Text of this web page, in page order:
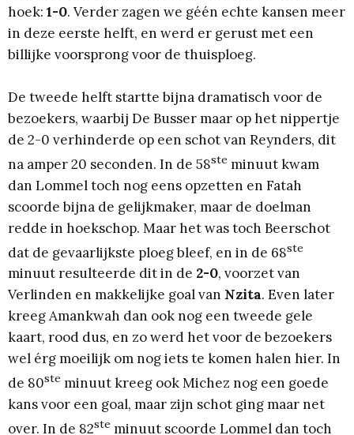
hoek: 1-0. Verder zagen we géén echte kansen meer
in deze eerste helft, en werd er gerust met een
billijke voorsprong voor de thuisploeg.
De tweede helft startte bijna dramatisch voor de
bezoekers, waarbij De Busser maar op het nippertje
de 2-0 verhinderde op een schot van Reynders, dit
na amper 20 seconden. In de 58ste minuut kwam
dan Lommel toch nog eens opzetten en Fatah
scoorde bijna de gelijkmaker, maar de doelman
redde in hoekschop. Maar het was toch Beerschot
dat de gevaarlijkste ploeg bleef, en in de 68ste
minuut resulteerde dit in de 2-0, voorzet van
Verlinden en makkelijke goal van Nzita. Even later
kreeg Amankwah dan ook nog een tweede gele
kaart, rood dus, en zo werd het voor de bezoekers
wel érg moeilijk om nog iets te komen halen hier. In
de 80ste minuut kreeg ook Michez nog een goede
kans voor een goal, maar zijn schot ging maar net
over. In de 82ste minuut scoorde Lommel dan toch